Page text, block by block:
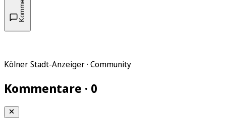
Kölner Stadt-Anzeiger · Community
Kommentare · 0